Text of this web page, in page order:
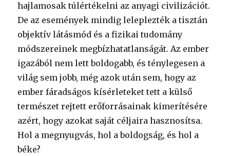
hajlamosak túlértékelni az anyagi civilizációt.
De az események mindig leleplezték a tisztán
objektív látásmód és a fizikai tudomány
módszereinek megbízhatatlanságát. Az ember
igazából nem lett boldogabb, és ténylegesen a
világ sem jobb, még azok után sem, hogy az
ember fáradságos kísérleteket tett a külső
természet rejtett erőforrásainak kimerítésére
azért, hogy azokat saját céljaira hasznosítsa.
Hol a megnyugvás, hol a boldogság, és hol a
béke?